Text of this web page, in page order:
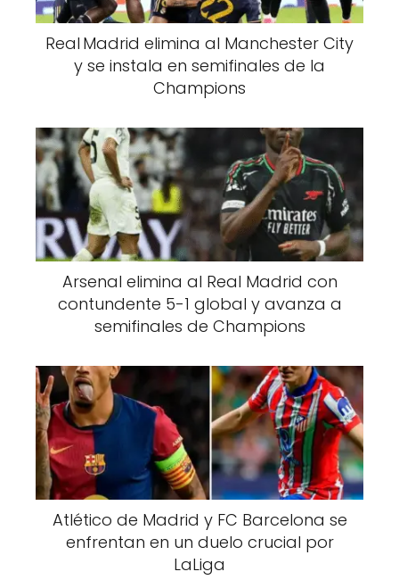
Real Madrid elimina al Manchester City
y se instala en semifinales de la
Champions
Arsenal elimina al Real Madrid con
contundente 5-1 global y avanza a
semifinales de Champions
Atlético de Madrid y FC Barcelona se
enfrentan en un duelo crucial por
LaLiga